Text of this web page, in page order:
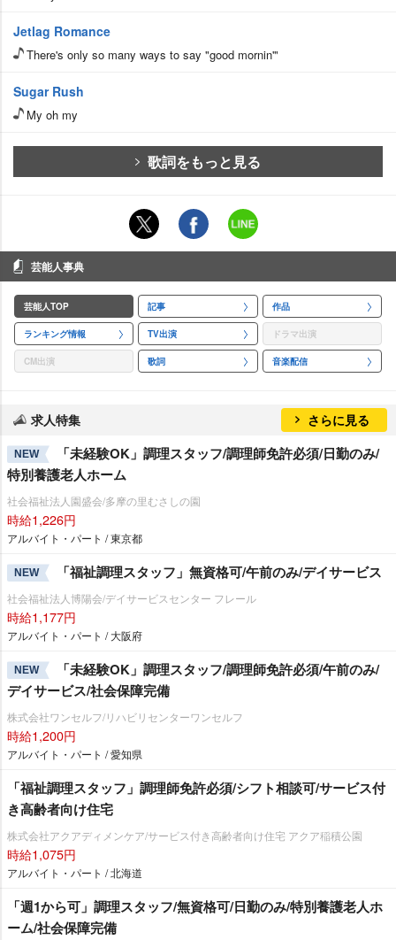
Jetlag Romance
There's only so many ways to say "good mornin'"
Sugar Rush
My oh my
歌詞をもっと見る
芸能人事典
芸能人TOP 記事 作品
ランキング情報 TV出演 ドラマ出演
CM出演 歌詞 音楽配信
求人特集 さらに見る
NEW
「未経験OK」調理スタッフ/調理師免許必須/日勤のみ/
特別養護老人ホーム
社会福祉法人園盛会/多摩の里むさしの園
時給1,226円
アルバイト・パート / 東京都
NEW 「福祉調理スタッフ」無資格可/午前のみ/デイサービス
社会福祉法人博陽会/デイサービスセンター フレール
時給1,177円
アルバイト・パート / 大阪府
NEW
「未経験OK」調理スタッフ/調理師免許必須/午前のみ/
デイサービス/社会保障完備
株式会社ワンセルフ/リハビリセンターワンセルフ
時給1,200円
アルバイト・パート / 愛知県
「福祉調理スタッフ」調理師免許必須/シフト相談可/サービス付
き高齢者向け住宅
株式会社アクアディメンケア/サービス付き高齢者向け住宅 アクア稲積公園
時給1,075円
アルバイト・パート / 北海道
「週1から可」調理スタッフ/無資格可/日勤のみ/特別養護老人ホ
ーム/社会保障完備